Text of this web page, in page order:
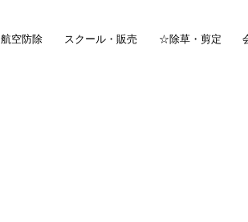
航空防除 スクール・販売 ☆除草・剪定